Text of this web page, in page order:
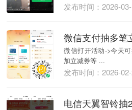
发布时间：2026-
微信支付抽多笔
微信打开活动->今天
加立减券等 ...
发布时间：2026-
电信天翼智铃抽